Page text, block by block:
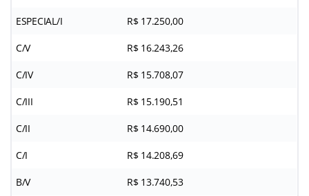
ESPECIAL/I R$ 17.250,00
C/V R$ 16.243,26
C/IV R$ 15.708,07
C/III R$ 15.190,51
C/II R$ 14.690,00
C/I R$ 14.208,69
B/V R$ 13.740,53